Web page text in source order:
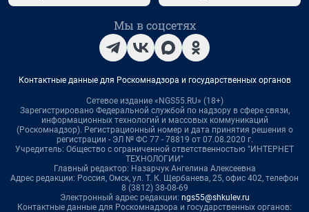
Мы в соцсетях
Контактные данные для Роскомнадзора и государственных органов
Сетевое издание «NGS55.RU» (18+)
Зарегистрировано Федеральной службой по надзору в сфере связи,
информационных технологий и массовых коммуникаций
(Роскомнадзор). Регистрационный номер и дата принятия решения о
регистрации - ЭЛ № ФС 77 - 78819 от 07.08.2020 г.
Учредитель: Общество с ограниченной ответственностью "ИНТЕРНЕТ
ТЕХНОЛОГИИ"
Главный редактор: Назарчук Ангелина Алексеевна
Адрес редакции: Россия, Омск, ул. Т. К. Щербанева, 25, офис 402, телефон
8 (3812) 38-08-69
Электронный адрес редакции: ngs55@shkulev.ru
Контактные данные для Роскомнадзора и государственных органов: